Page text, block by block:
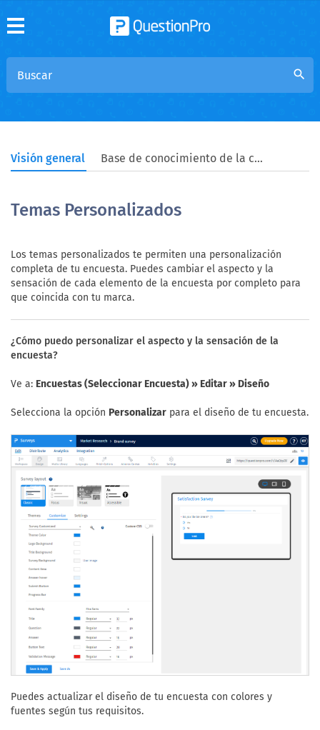
search
Visión general Base de conocimiento de la comunidad
Temas Personalizados
Los temas personalizados te permiten una personalización
completa de tu encuesta. Puedes cambiar el aspecto y la
sensación de cada elemento de la encuesta por completo para
que coincida con tu marca.
¿Cómo puedo personalizar el aspecto y la sensación de la
encuesta?
Ve a: Encuestas (Seleccionar Encuesta) » Editar » Diseño
Selecciona la opción Personalizar para el diseño de tu encuesta.
Puedes actualizar el diseño de tu encuesta con colores y
fuentes según tus requisitos.